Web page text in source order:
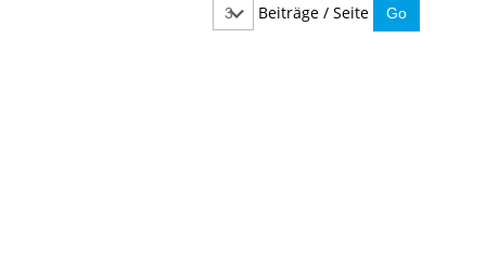
Beiträge / Seite